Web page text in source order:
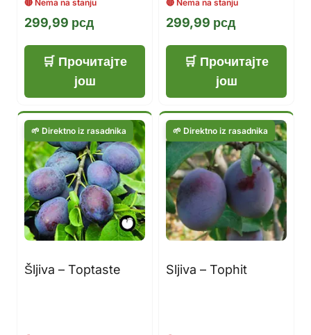
299,99 рсд
Прочитајте
још
299,99 рсд
Прочитајте
још
Šljiva – Toptaste Sljiva – Tophit